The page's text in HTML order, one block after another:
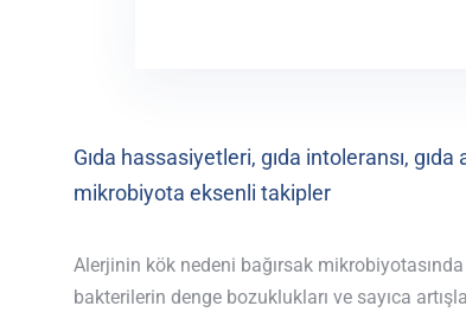
Gıda hassasiyetleri, gıda intoleransı, gıda
mikrobiyota eksenli takipler
Alerjinin kök nedeni bağırsak
bakterilerin denge bozuklukları ve sayıca